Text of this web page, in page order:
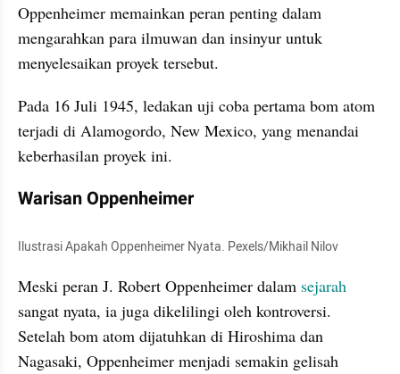
Oppenheimer memainkan peran penting dalam
mengarahkan para ilmuwan dan insinyur untuk
menyelesaikan proyek tersebut.
Pada 16 Juli 1945, ledakan uji coba pertama bom atom
terjadi di Alamogordo, New Mexico, yang menandai
keberhasilan proyek ini.
Warisan Oppenheimer
Ilustrasi Apakah Oppenheimer Nyata. Pexels/Mikhail Nilov
Meski peran J. Robert Oppenheimer dalam
sangat nyata, ia juga dikelilingi oleh kontroversi.
Setelah bom atom dijatuhkan di Hiroshima dan
Nagasaki, Oppenheimer menjadi semakin gelisah